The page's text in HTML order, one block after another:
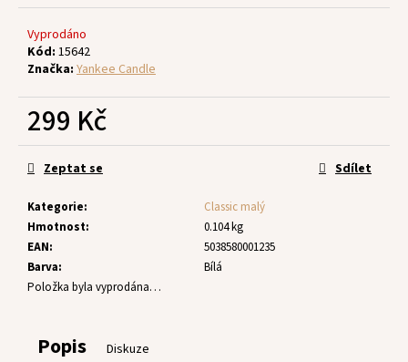
Vyprodáno
Kód: 15642
Značka: Yankee Candle
299 Kč
Měrná
cena:
Kategorie:
Classic malý
Hmotnost:
0.104 kg
EAN:
5038580001235
Barva:
Bílá
Položka byla vyprodána…
Zeptat se Sdílet
Popis Diskuze
u
m
e